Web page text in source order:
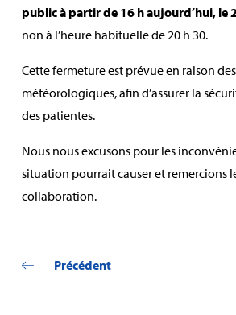
public à partir de 16 h aujourd’hui, le
non à l’heure habituelle de 20 h 30.
Cette fermeture est prévue en raison
météorologiques, afin d’assurer la
des patientes.
Nous nous excusons pour les
situation pourrait causer et remercions
collaboration.
Précédent